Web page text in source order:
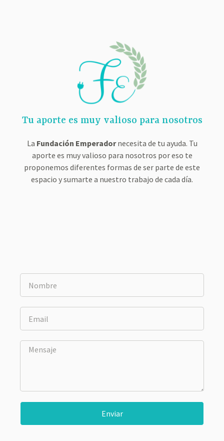
Tu aporte es muy valioso para nosotros
La Fundación Emperadornecesita de tu ayuda. Tu
aporte es muy valioso para nosotros por eso te
proponemos diferentes formas de ser parte de este
espacio y sumarte a nuestro trabajo de cada día.
Enviar